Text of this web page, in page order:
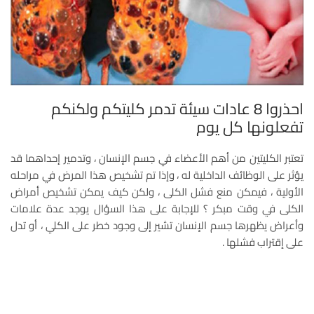
احذروا 8 عادات سيئة تدمر كليتكم ولكنكم
تفعلونها كل يوم
تعتبر الكليتين من أهم الأعضاء في جسم الإنسان ، وتدمير إحداهما قد
يؤثر على الوظائف الداخلية له ، وإذا تم تشخيص هذا المرض في مراحله
الأولية ، فيمكن منع فشل الكلى ، ولكن كيف يمكن تشخيص أمراض
الكلى في وقت مبكر ؟ للإجابة على هذا السؤال يوجد عدة علامات
وأعراض يظهرها جسم الإنسان تشير إلى وجود خطر على الكلي ، أو تدل
على إقتراب فشلها .